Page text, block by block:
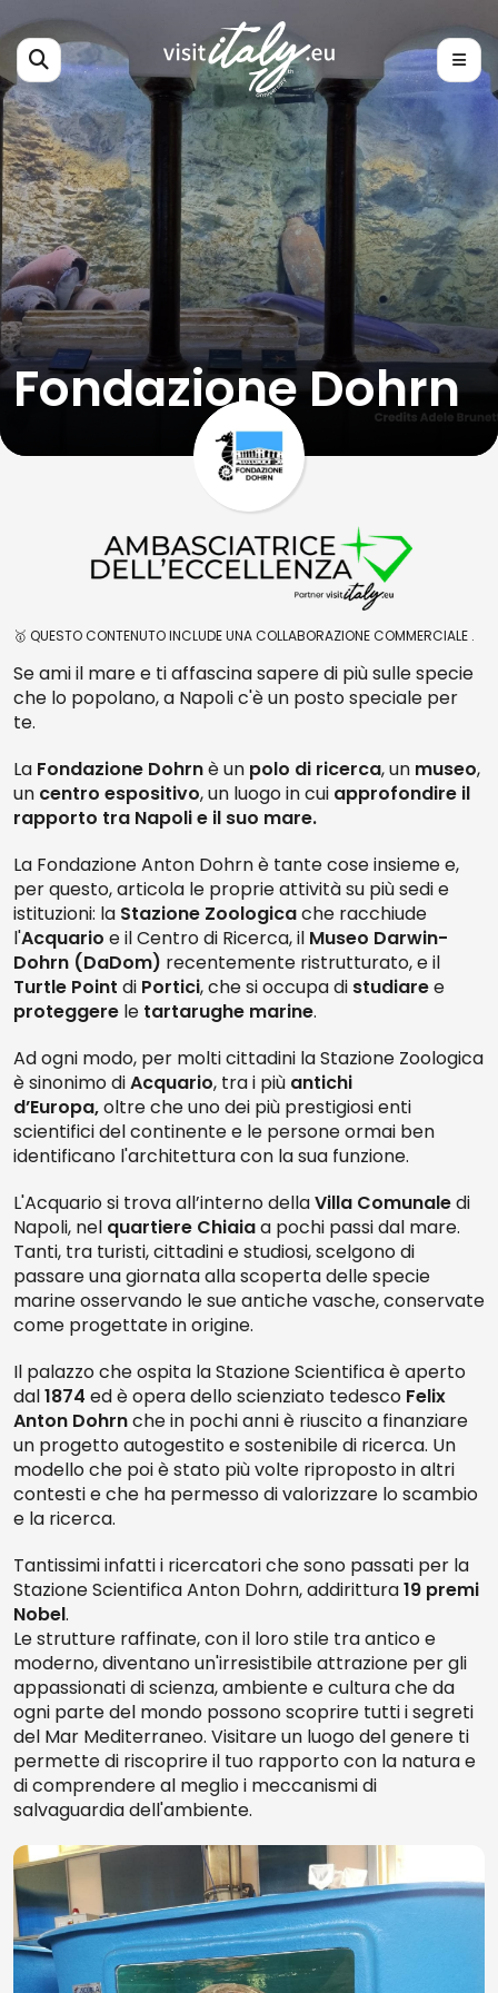
Fondazione Dohrn
🥇 QUESTO CONTENUTO INCLUDE UNA COLLABORAZIONE COMMERCIALE .
Se ami il mare e ti affascina sapere di più sulle specie
che lo popolano, a Napoli c'è un posto speciale per
te.
La Fondazione Dohrnè un polo di ricerca, un museo,
un centro espositivo, un luogo in cui approfondire il
rapporto tra Napoli e il suo mare.
La Fondazione Anton Dohrn è tante cose insieme e,
per questo, articola le proprie attività su più sedi e
istituzioni: la Stazione Zoologicache racchiude
l'Acquario e il Centro di Ricerca, il Museo Darwin-
Dohrn (DaDom) recentemente ristrutturato, e il
Turtle Point di Portici, che si occupa di studiaree
proteggere le tartarughe marine.
Ad ogni modo, per molti cittadini la Stazione Zoologica
è sinonimo diAcquario, tra i più antichi
d’Europa,oltre che uno dei più prestigiosi enti
scientifici del continente e le persone ormai ben
identificano l'architettura con la sua funzione.
L'Acquario si trova all’interno dellaVilla Comunaledi
Napoli, nel quartiere Chiaiaa pochi passi dal mare.
Tanti, tra turisti, cittadini e studiosi, scelgono di
passare una giornata alla scoperta delle specie
marine osservando le sue antiche vasche, conservate
come progettate in origine.
Il palazzo che ospita la Stazione Scientifica è aperto
dal1874 ed è opera dello scienziato tedesco Felix
Anton Dohrnche in pochi anni è riuscito a finanziare
un progetto autogestito e sostenibile di ricerca. Un
modello che poi è stato più volte riproposto in altri
contesti e che ha permesso di valorizzare lo scambio
e la ricerca.
Tantissimi infatti i ricercatori che sono passati per la
Stazione Scientifica Anton Dohrn, addirittura19 premi
Nobel.
Le strutture raffinate, con il loro stile tra antico e
moderno, diventano un'irresistibile attrazione per gli
appassionati di scienza, ambiente e cultura che da
ogni parte del mondo possono scoprire tutti i segreti
del Mar Mediterraneo. Visitare un luogo del genere ti
permette di riscoprire il tuo rapporto con la natura e
di comprendere al meglio i meccanismi di
salvaguardia dell'ambiente.